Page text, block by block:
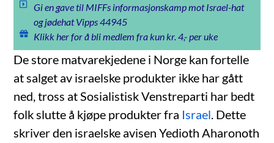
Gi en gave til MIFFs informasjonskamp mot Israel-hat
og jødehat Vipps 44945
Klikk her for å bli medlem fra kun kr. 4,- per uke
De store matvarekjedene i Norge kan fortelle
at salget av israelske produkter ikke har gått
ned, tross at Sosialistisk Venstreparti har bedt
folk slutte å kjøpe produkter fra Israel. Dette
skriver den israelske avisen Yedioth Aharonoth